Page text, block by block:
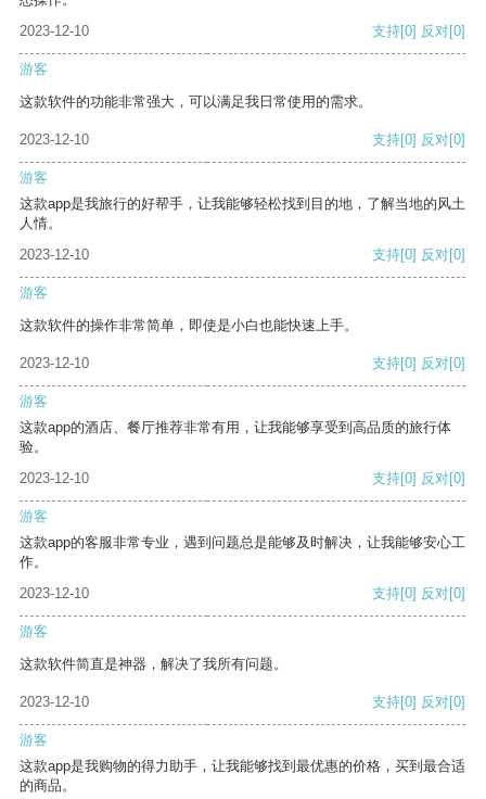
2023-12-10
支持[0] 反对[0]
游客
这款软件的功能非常强大，可以满足我日常使用的需求。
2023-12-10 支持[0] 反对[0]
游客
这款app是我旅行的好帮手，让我能够轻松找到目的地，了解当地的风土
人情。
2023-12-10
支持[0] 反对[0]
游客
这款软件的操作非常简单，即使是小白也能快速上手。
2023-12-10 支持[0] 反对[0]
游客
这款app的酒店、餐厅推荐非常有用，让我能够享受到高品质的旅行体
验。
2023-12-10
支持[0] 反对[0]
游客
这款app的客服非常专业，遇到问题总是能够及时解决，让我能够安心工
作。
2023-12-10
支持[0] 反对[0]
游客
这款软件简直是神器，解决了我所有问题。
2023-12-10 支持[0] 反对[0]
游客
这款app是我购物的得力助手，让我能够找到最优惠的价格，买到最合适
的商品。